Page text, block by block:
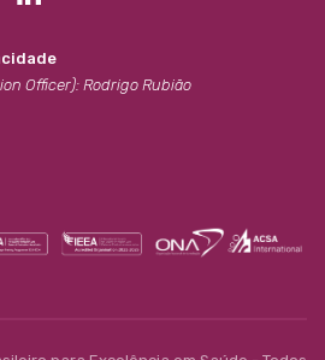
Officer): Rodrigo Rubião